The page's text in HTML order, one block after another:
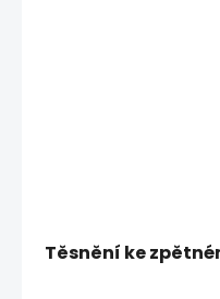
Těsnění ke